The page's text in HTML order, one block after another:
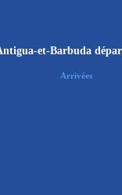
et-Barbuda
Arrivées